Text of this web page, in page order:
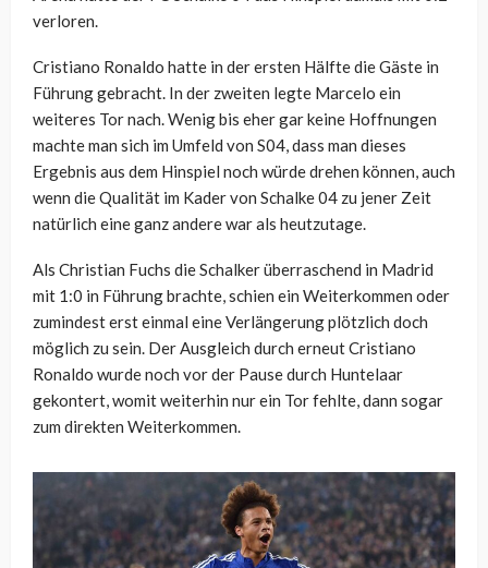
verloren.
Cristiano Ronaldo hatte in der ersten Hälfte die Gäste in
Führung gebracht. In der zweiten legte Marcelo ein
weiteres Tor nach. Wenig bis eher gar keine Hoffnungen
machte man sich im Umfeld von S04, dass man dieses
Ergebnis aus dem Hinspiel noch würde drehen können, auch
wenn die Qualität im Kader von Schalke 04 zu jener Zeit
natürlich eine ganz andere war als heutzutage.
Als Christian Fuchs die Schalker überraschend in Madrid
mit 1:0 in Führung brachte, schien ein Weiterkommen oder
zumindest erst einmal eine Verlängerung plötzlich doch
möglich zu sein. Der Ausgleich durch erneut Cristiano
Ronaldo wurde noch vor der Pause durch Huntelaar
gekontert, womit weiterhin nur ein Tor fehlte, dann sogar
zum direkten Weiterkommen.